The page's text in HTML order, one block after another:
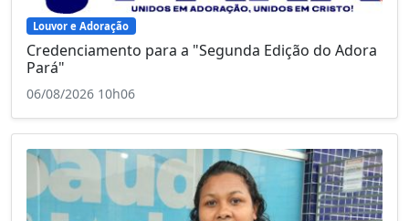
Louvor e Adoração
Credenciamento para a "Segunda Edição do Adora
Pará"
06/08/2026 10h06